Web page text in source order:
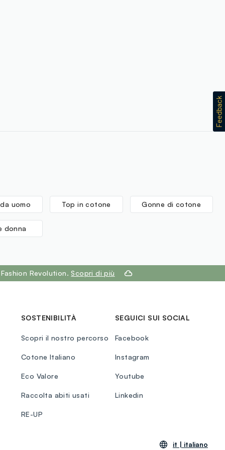
uomo Top in cotone Gonne di cotone
donna
Revolution. Scopri di più
SOSTENIBILITÀ
Scopri il nostro percorso
Cotone Italiano
Eco Valore
Raccolta abiti usati
RE-UP
SEGUICI SUI SOCIAL
Facebook
Instagram
Youtube
Linkedin
it | italiano